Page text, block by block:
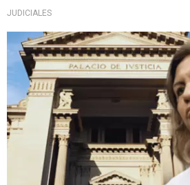
JUDICIALES
Revocó excarcelación